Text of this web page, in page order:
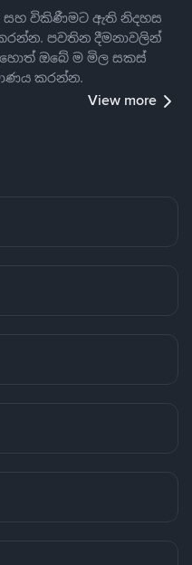
සහ විකිණීමට ඇති නිදහස
පවතින දීමනාවලින්
ඔබේ ම මිල සකස්
කරන්න.
View more